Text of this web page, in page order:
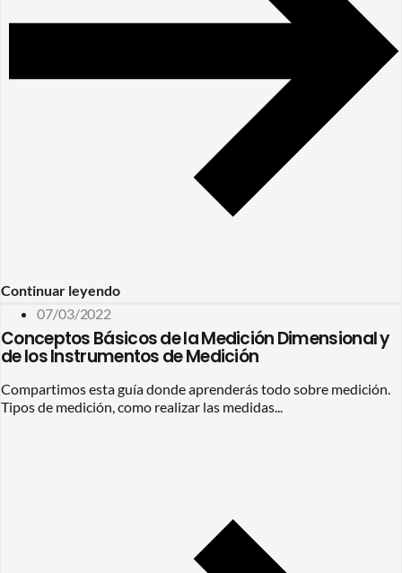
Continuar leyendo
07/03/2022
Conceptos Básicos de la Medición Dimensional y
de los Instrumentos de Medición
Compartimos esta guía donde aprenderás todo sobre medición.
Tipos de medición, como realizar las medidas...